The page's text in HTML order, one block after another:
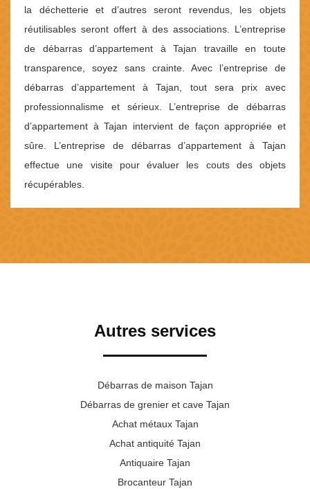
la déchetterie et d’autres seront revendus, les objets
réutilisables seront offert à des associations. L’entreprise
de débarras d’appartement à Tajan travaille en toute
transparence, soyez sans crainte. Avec l’entreprise de
débarras d’appartement à Tajan, tout sera prix avec
professionnalisme et sérieux. L’entreprise de débarras
d’appartement à Tajan intervient de façon appropriée et
sûre. L’entreprise de débarras d’appartement à Tajan
effectue une visite pour évaluer les couts des objets
récupérables.
Autres services
Débarras de maison Tajan
Débarras de grenier et cave Tajan
Achat métaux Tajan
Achat antiquité Tajan
Antiquaire Tajan
Brocanteur Tajan